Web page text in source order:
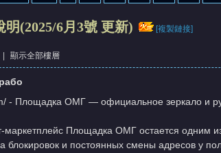
(2025/6月3號 更新) [複製鏈接]
顯示全部樓層
- Площадка ОМГ — официальное зеркало и
маркетплейс Площадка ОМГ остается одним
блокировок и постоянных смены адресов у